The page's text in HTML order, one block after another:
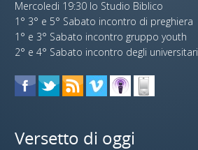
Mercoledi 19:30 lo Studio Biblico
1° 3° e 5° Sabato incontro di preghiera
1° e 3° Sabato incontro gruppo youth
2° e 4° Sabato incontro degli universitari
Versetto di oggi